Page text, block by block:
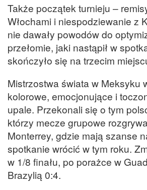
Także początek turnieju –
Włochami i niespodziewanie z
nie dawały powodów do
przełomie, jaki nastąpił w
skończyło się na trzecim
Mistrzostwa świata w Meksyku
kolorowe, emocjonujące i
upale. Przekonali się o tym
którzy mecze grupowe
Monterrey, gdzie mają szanse
spotkanie wrócić w tym roku.
w 1/8 finału, po porażce w
Brazylią 0:4.